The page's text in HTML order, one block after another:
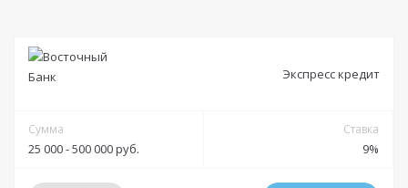
Экспресс кредит
Сумма
25 000 - 500 000 руб.
Ставка
9%